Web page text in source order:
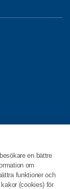
en bättre
om
funktioner och
(cookies) för